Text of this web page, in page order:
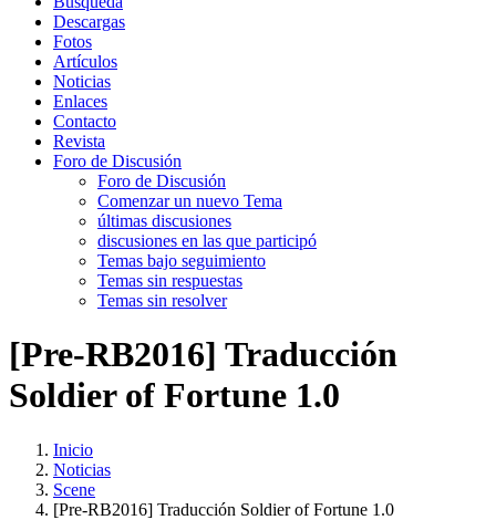
Descargas
Fotos
Artículos
Noticias
Enlaces
Contacto
Revista
Foro de Discusión
Foro de Discusión
Comenzar un nuevo Tema
últimas discusiones
discusiones en las que participó
Temas bajo seguimiento
Temas sin respuestas
Temas sin resolver
[Pre-RB2016] Traducción
Soldier of Fortune 1.0
Inicio
Noticias
Scene
[Pre-RB2016] Traducción Soldier of Fortune 1.0